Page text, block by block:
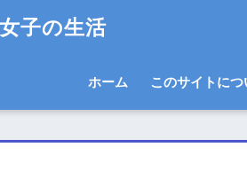
子の生活
ホーム このサイトにつ